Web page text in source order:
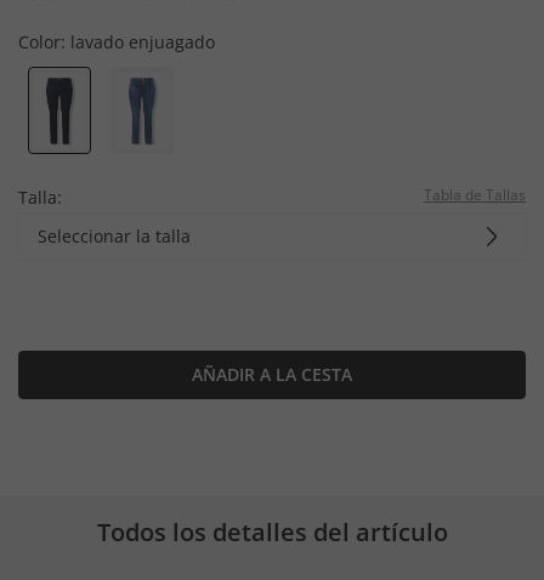
Color: lavado enjuagado
Talla: Tabla de Tallas
Seleccionar la talla
AÑADIR A LA CESTA
Todos los detalles del artículo